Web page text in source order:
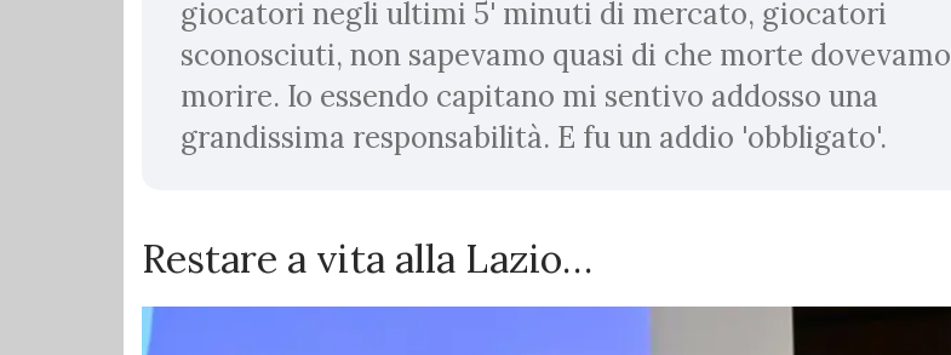
giocatori negli ultimi 5' minuti di mercato, giocatori
sconosciuti, non sapevamo quasi di che morte dovevamo
morire. Io essendo capitano mi sentivo addosso una
grandissima responsabilità. E fu un addio 'obbligato'.
Restare a vita alla Lazio…